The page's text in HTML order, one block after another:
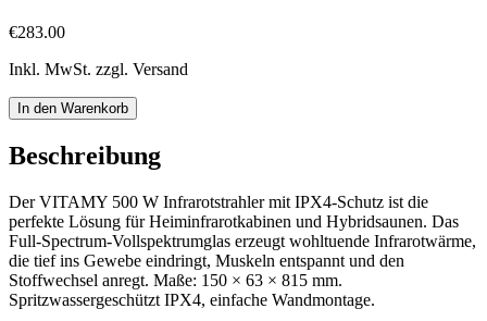
€283.00
Inkl. MwSt. zzgl. Versand
In den Warenkorb
Beschreibung
Der VITAMY 500 W Infrarotstrahler mit IPX4-Schutz ist die
perfekte Lösung für Heiminfrarotkabinen und Hybridsaunen. Das
Full-Spectrum-Vollspektrumglas erzeugt wohltuende Infrarotwärme,
die tief ins Gewebe eindringt, Muskeln entspannt und den
Stoffwechsel anregt. Maße: 150 × 63 × 815 mm.
Spritzwassergeschützt IPX4, einfache Wandmontage.